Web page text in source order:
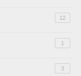
12
1
3